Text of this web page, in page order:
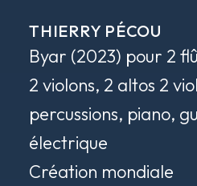
THIERRY PÉCOU
Byar (2023) pour 2
2 violons, 2 altos 2
percussions, piano,
électrique
Création mondiale